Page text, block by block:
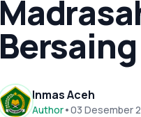
Inmas Aceh
Author•03 Desember